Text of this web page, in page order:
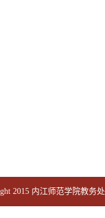
2015 内江师范学院教务处